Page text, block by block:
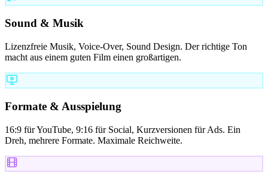
Sound & Musik
Lizenzfreie Musik, Voice-Over, Sound Design. Der richtige Ton
macht aus einem guten Film einen großartigen.
Formate & Ausspielung
16:9 für YouTube, 9:16 für Social, Kurzversionen für Ads. Ein
Dreh, mehrere Formate. Maximale Reichweite.